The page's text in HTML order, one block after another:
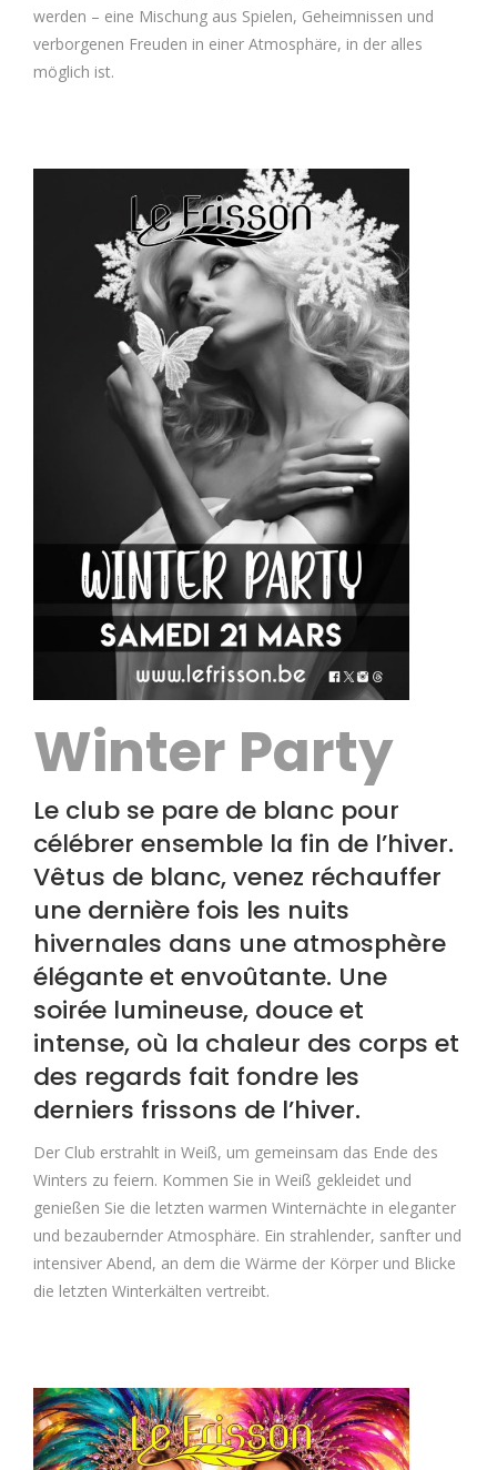
werden – eine Mischung aus Spielen, Geheimnissen und
verborgenen Freuden in einer Atmosphäre, in der alles
möglich ist.
Winter Party
Le club se pare de blanc pour
célébrer ensemble la fin de l’hiver.
Vêtus de blanc, venez réchauffer
une dernière fois les nuits
hivernales dans une atmosphère
élégante et envoûtante. Une
soirée lumineuse, douce et
intense, où la chaleur des corps et
des regards fait fondre les
derniers frissons de l’hiver.
Der Club erstrahlt in Weiß, um gemeinsam das Ende des
Winters zu feiern. Kommen Sie in Weiß gekleidet und
genießen Sie die letzten warmen Winternächte in eleganter
und bezaubernder Atmosphäre. Ein strahlender, sanfter und
intensiver Abend, an dem die Wärme der Körper und Blicke
die letzten Winterkälten vertreibt.